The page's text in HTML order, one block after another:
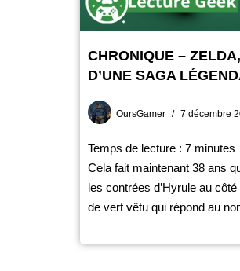
CHRONIQUE –
D’UNE SAGA
OursGamer 7 décembre
Temps de lecture : 7 minutes
Cela fait maintenant 38 ans
les contrées d’Hyrule au
de vert vêtu qui répond au